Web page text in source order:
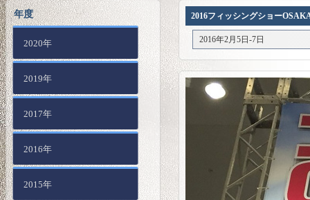
2016フィッシングショー
2016年2月5日-7日
年度
2020年
2019年
2017年
2016年
2015年